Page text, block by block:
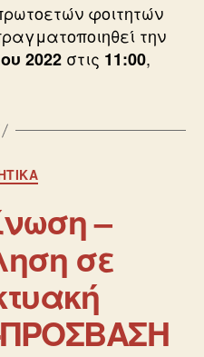
φοιτητών
την
2022 στις 11:00,
–
σε